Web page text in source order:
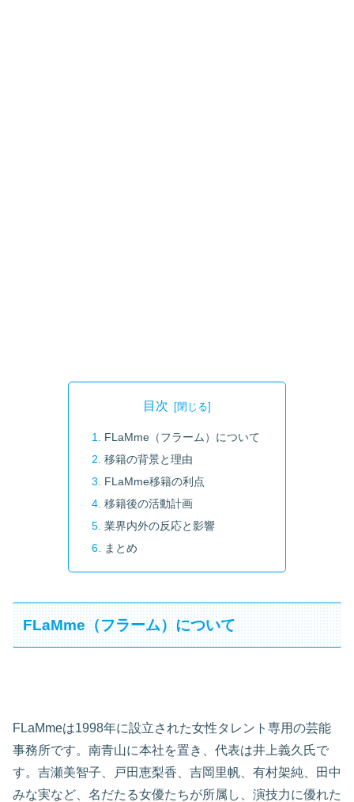
目次
FLaMme（フラーム）について
移籍の背景と理由
FLaMme移籍の利点
移籍後の活動計画
業界内外の反応と影響
まとめ
FLaMme（フラーム）について
FLaMmeは1998年に設立された女性タレント専用の芸能
事務所です。南青山に本社を置き、代表は井上義久氏で
す。吉瀬美智子、戸田恵梨香、吉岡里帆、有村架純、田中
みな実など、名だたる女優たちが所属し、演技力に優れた